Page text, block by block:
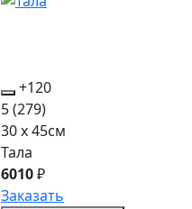
+120
5(279)
30 x 45см
Тала
6010₽
Заказать